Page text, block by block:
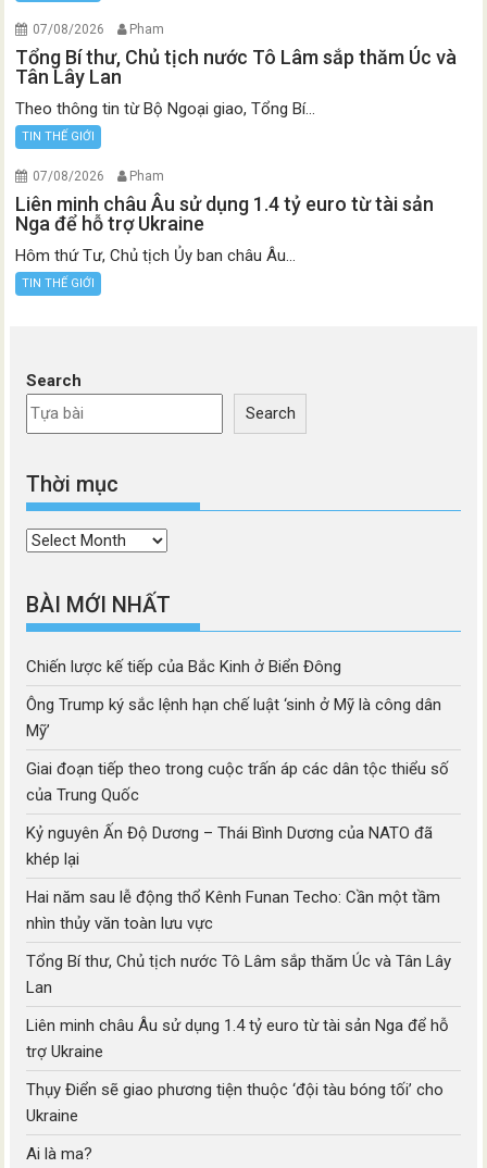
07/08/2026 Pham
Tổng Bí thư, Chủ tịch nước Tô Lâm sắp thăm Úc và
Tân Lây Lan
Theo thông tin từ Bộ Ngoại giao, Tổng Bí...
TIN THẾ GIỚI
07/08/2026 Pham
Liên minh châu Âu sử dụng 1.4 tỷ euro từ tài sản
Nga để hỗ trợ Ukraine
Hôm thứ Tư, Chủ tịch Ủy ban châu Âu...
TIN THẾ GIỚI
Search
Search
Thời mục
Thời
BÀI MỚI NHẤT
Chiến lược kế tiếp của Bắc Kinh ở Biển Đông
Ông Trump ký sắc lệnh hạn chế luật ‘sinh ở Mỹ là công dân
Mỹ’
Giai đoạn tiếp theo trong cuộc trấn áp các dân tộc thiểu số
của Trung Quốc
Kỷ nguyên Ấn Độ Dương – Thái Bình Dương của NATO đã
khép lại
Hai năm sau lễ động thổ Kênh Funan Techo: Cần một tầm
nhìn thủy văn toàn lưu vực
Tổng Bí thư, Chủ tịch nước Tô Lâm sắp thăm Úc và Tân Lây
Lan
Liên minh châu Âu sử dụng 1.4 tỷ euro từ tài sản Nga để hỗ
trợ Ukraine
Thụy Điển sẽ giao phương tiện thuộc ‘đội tàu bóng tối’ cho
Ukraine
Ai là ma?